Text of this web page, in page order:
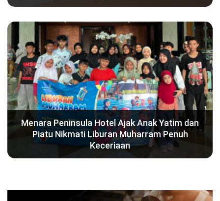
Menara Peninsula Hotel Ajak Anak Yatim dan
Piatu Nikmati Liburan Muharram Penuh
Keceriaan